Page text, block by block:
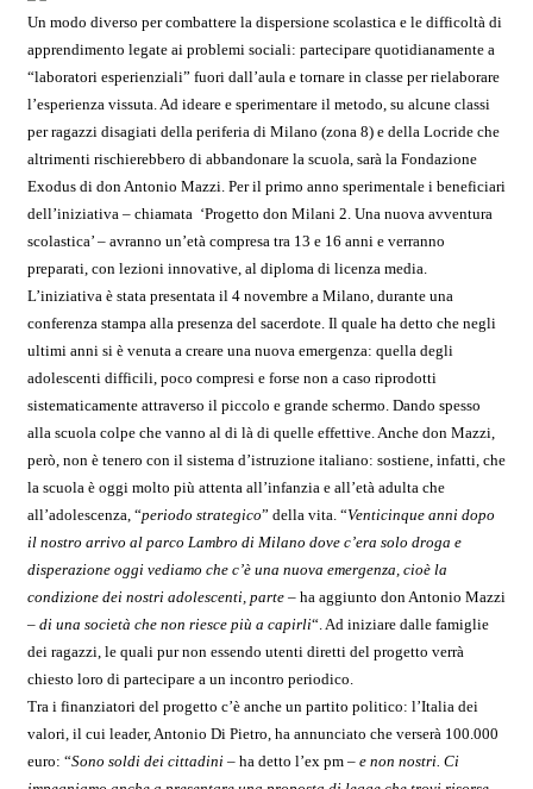
Un modo diverso per combattere la dispersione scolastica e le difficoltà di
apprendimento legate ai problemi sociali: partecipare quotidianamente a
“laboratori esperienziali” fuori dall’aula e tornare in classe per rielaborare
l’esperienza vissuta. Ad ideare e sperimentare il metodo, su alcune classi
per ragazzi disagiati della periferia di Milano (zona 8) e della Locride che
altrimenti rischierebbero di abbandonare la scuola, sarà la Fondazione
Exodus di don Antonio Mazzi. Per il primo anno sperimentale i beneficiari
dell’iniziativa – chiamata ‘Progetto don Milani 2. Una nuova avventura
scolastica’ – avranno un’età compresa tra 13 e 16 anni e verranno
preparati, con lezioni innovative, al diploma di licenza media.
L’iniziativa è stata presentata il 4 novembre a Milano, durante una
conferenza stampa alla presenza del sacerdote. Il quale ha detto che negli
ultimi anni si è venuta a creare una nuova emergenza: quella degli
adolescenti difficili, poco compresi e forse non a caso riprodotti
sistematicamente attraverso il piccolo e grande schermo. Dando spesso
alla scuola colpe che vanno al di là di quelle effettive. Anche don Mazzi,
però, non è tenero con il sistema d’istruzione italiano: sostiene, infatti, che
la scuola è oggi molto più attenta all’infanzia e all’età adulta che
all’adolescenza, “periodo strategico” della vita. “Venticinque anni dopo
il nostro arrivo al parco Lambro di Milano dove c’era solo droga e
disperazione oggi vediamo che c’è una nuova emergenza, cioè la
condizione dei nostri adolescenti, parte – ha aggiunto don Antonio Mazzi
– di una società che non riesce più a capirli“. Ad iniziare dalle famiglie
dei ragazzi, le quali pur non essendo utenti diretti del progetto verrà
chiesto loro di partecipare a un incontro periodico.
Tra i finanziatori del progetto c’è anche un partito politico: l’Italia dei
valori, il cui leader, Antonio Di Pietro, ha annunciato che verserà 100.000
euro: “Sono soldi dei cittadini – ha detto l’ex pm – e non nostri. Ci